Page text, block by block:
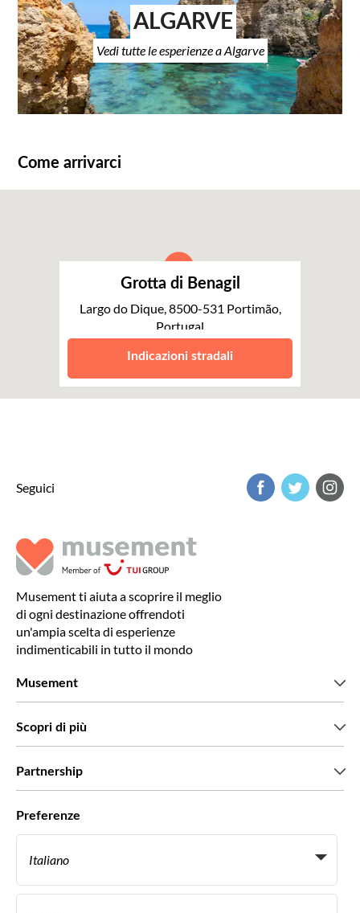
ALGARVE
Vedi tutte le esperienze a Algarve
Come arrivarci
Grotta di Benagil
Largo do Dique, 8500-531 Portimão,
Portugal
Algarve
Indicazioni stradali
Seguici
Musement ti aiuta a scoprire il meglio
di ogni destinazione offrendoti
un'ampia scelta di esperienze
indimenticabili in tutto il mondo
Musement
Green & Fair Experiences
Scopri di più
Partnership
Diventa un nostro fornitore
Preferenze
Italiano
Italiano